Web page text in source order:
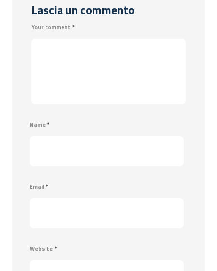
Lascia un commento
Your comment *
Name*
Email*
Website*